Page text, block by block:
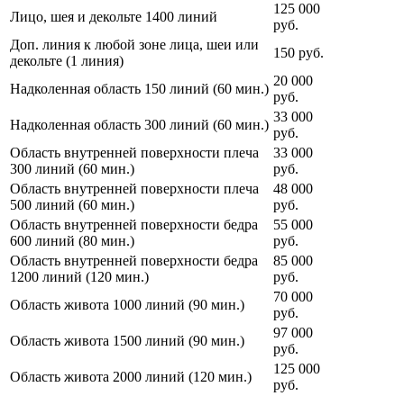
Лицо, шея и декольте 1400 линий
125 000
руб.
Доп. линия к любой зоне лица, шеи или
декольте (1 линия)
150 руб.
Надколенная область 150 линий (60 мин.)
20 000
руб.
Надколенная область 300 линий (60 мин.)
33 000
руб.
Область внутренней поверхности плеча
300 линий (60 мин.)
33 000
руб.
Область внутренней поверхности плеча
500 линий (60 мин.)
48 000
руб.
Область внутренней поверхности бедра
600 линий (80 мин.)
55 000
руб.
Область внутренней поверхности бедра
1200 линий (120 мин.)
85 000
руб.
Область живота 1000 линий (90 мин.)
70 000
руб.
Область живота 1500 линий (90 мин.)
97 000
руб.
Область живота 2000 линий (120 мин.)
125 000
руб.